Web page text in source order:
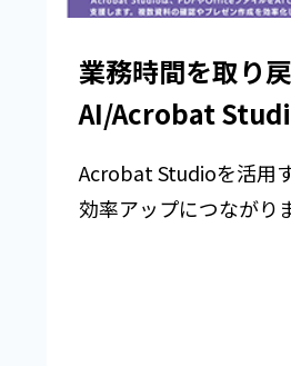
業務時間を取り
AI/Acrobat
Acrobat Studioを活用
効率アップにつながり